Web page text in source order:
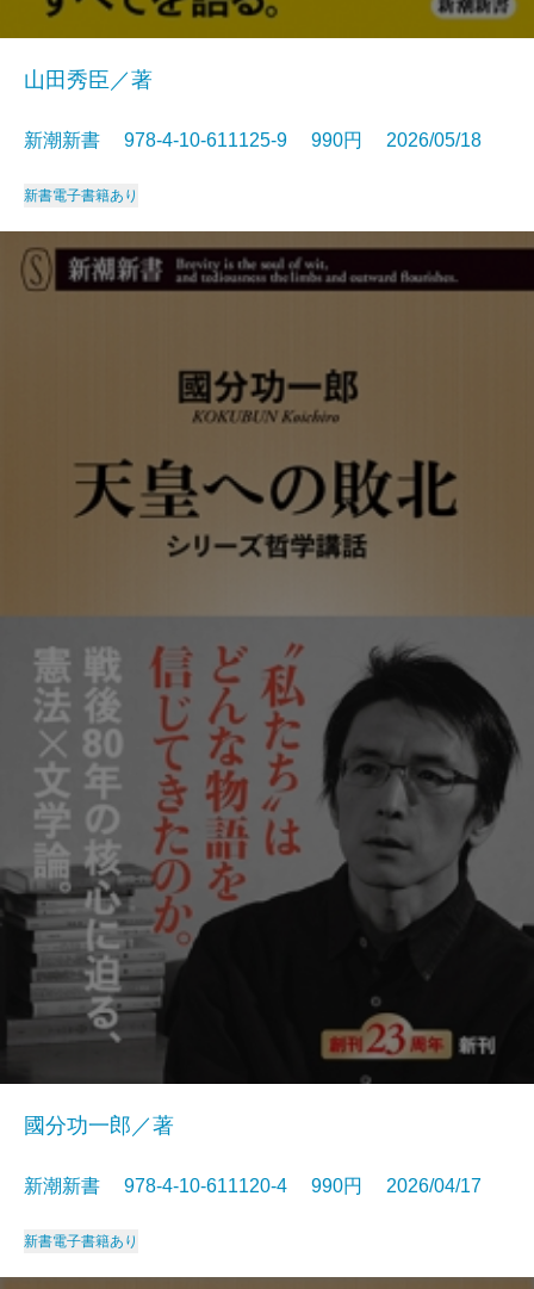
山田秀臣／著
新潮新書 978-4-10-611125-9 990円 2026/05/18
新書電子書籍あり
國分功一郎／著
新潮新書 978-4-10-611120-4 990円 2026/04/17
新書電子書籍あり